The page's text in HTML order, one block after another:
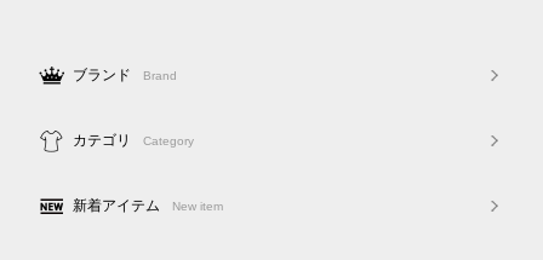
ブランド Brand
カテゴリ Category
新着アイテム New item